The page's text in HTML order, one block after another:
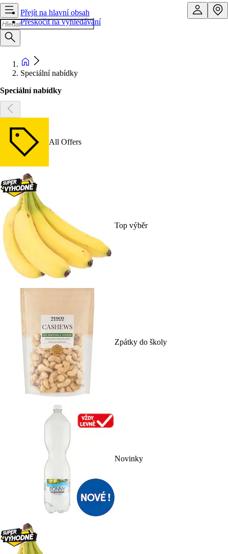
Přejít na hlavní obsah
Přeskočit na vyhledávání
Speciální nabídky
Speciální nabídky
All Offers
Top výběr
Zpátky do školy
Novinky